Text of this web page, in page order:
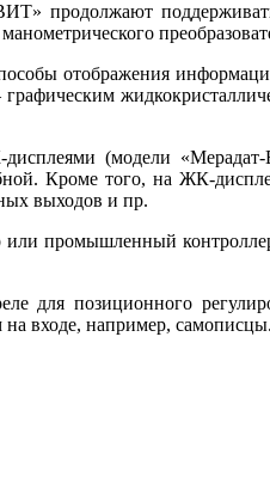
продолжают
отображения
дисплеями (модели
Кроме то­го, на ЖК-
выходов и пр.
промышленный
позиционного
входе, например, самописцы.